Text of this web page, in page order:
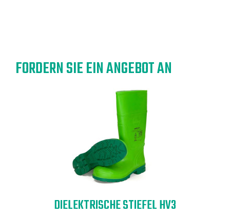
FORDERN SIE EIN ANGEBOT AN
DIELEKTRISCHE STIEFEL HV3